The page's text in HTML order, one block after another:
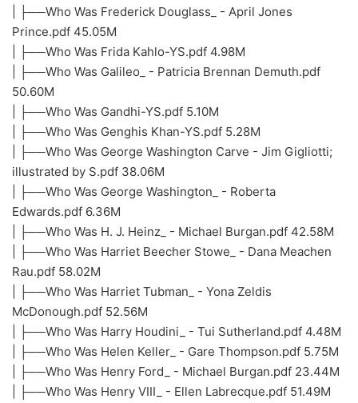
| ├──Who Was Frederick Douglass_ - April Jones
Prince.pdf 45.05M
| ├──Who Was Frida Kahlo-YS.pdf 4.98M
| ├──Who Was Galileo_ - Patricia Brennan Demuth.pdf
50.60M
| ├──Who Was Gandhi-YS.pdf 5.10M
| ├──Who Was Genghis Khan-YS.pdf 5.28M
| ├──Who Was George Washington Carve - Jim Gigliotti;
illustrated by S.pdf 38.06M
| ├──Who Was George Washington_ - Roberta
Edwards.pdf 6.36M
| ├──Who Was H. J. Heinz_ - Michael Burgan.pdf 42.58M
| ├──Who Was Harriet Beecher Stowe_ - Dana Meachen
Rau.pdf 58.02M
| ├──Who Was Harriet Tubman_ - Yona Zeldis
McDonough.pdf 52.56M
| ├──Who Was Harry Houdini_ - Tui Sutherland.pdf 4.48M
| ├──Who Was Helen Keller_ - Gare Thompson.pdf 5.75M
| ├──Who Was Henry Ford_ - Michael Burgan.pdf 23.44M
| ├──Who Was Henry VIII_ - Ellen Labrecque.pdf 51.49M